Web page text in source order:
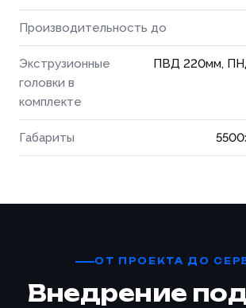
Производительность до
Экструзионные
головки в
комплекте
ПВД 220мм,
Габариты
ОТ ПРОЕКТА ДО
Внедрение